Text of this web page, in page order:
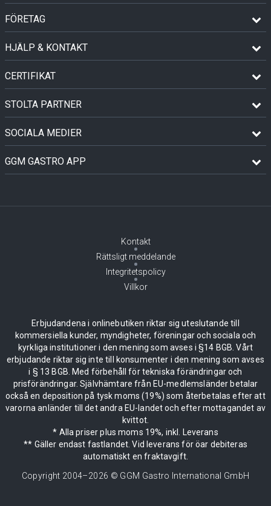
FÖRETAG
HJÄLP & KONTAKT
CERTIFIKAT
STOLTA PARTNER
SOCIALA MEDIER
GGM GASTRO APP
Kontakt
Rättsligt meddelande
Integritetspolicy
Villkor
Erbjudandena i onlinebutiken riktar sig uteslutande till
kommersiella kunder, myndigheter, föreningar och sociala och
kyrkliga institutioner i den mening som avses i §14 BGB. Vårt
erbjudande riktar sig inte till konsumenter i den mening som avses
i § 13 BGB. Med förbehåll för tekniska förändringar och
prisförändringar. Självhämtare från EU-medlemsländer betalar
också en deposition på tysk moms (19%) som återbetalas efter att
varorna anländer till det andra EU-landet och efter mottagandet av
kvittot.
* Alla priser plus moms 19%, inkl. Leverans
** Gäller endast fastlandet. Vid leverans för öar debiteras
automatiskt en fraktavgift.
Copyright 2004–2026 © GGM Gastro International GmbH